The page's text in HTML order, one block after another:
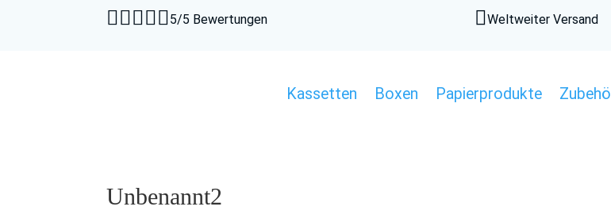
5/5 Bewertungen Weltweiter Versand
Kassetten Boxen Papierprodukte
Unbenannt2